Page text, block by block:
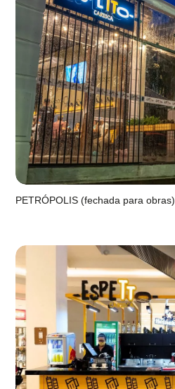
PETRÓPOLIS (fechada para obras)